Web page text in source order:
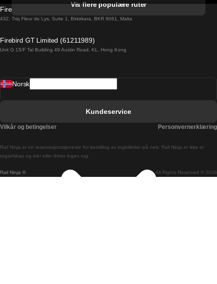
Barcelona Madrid Tog
Barcelona Sevilla Tog
Budapest Prague Tog
Vis flere populære ruter
Firebird GT Limited (OC 1451)
432, Triq Fleur de Lys, Suite 1, Birkirkara, BKR 9061, Malta
Firebird GT Limited (61211989)
Unit G 15/F Tal Building 49 Austin Road, KL, Hong Kong
Rail Ninja ® All Rights Reserved © 2026
Rail Ninja er en reservasjons­tjeneste for bestilling av togbilletter på nett. Rail Ninja er ikke et
togselskap og eier eller driver ingen tog.
Norsk
Kundeservice
Vilkår og betingelser Personvernerklæring